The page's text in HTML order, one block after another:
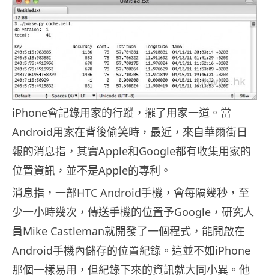
iPhone會記錄用家的行蹤，擺了用家一道。當
Android用家在背後偷笑時，最近，來自華爾街日
報的消息指，其實Apple和Google都有收集用家的
位置資訊，並不是Apple的專利。
消息指，一部HTC Android手機，會每隔幾秒，至
少一小時幾次，傳送手機的位置予Google，研究人
員Mike Castleman就開發了一個程式，能開啟在
Android手機內儲存的位置紀錄。這並不如iPhone
那個一樣易用，但紀錄下來的資訊就大同小異。他